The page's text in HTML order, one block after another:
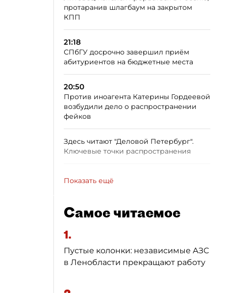
протаранив шлагбаум на закрытом
КПП
21:18
СПбГУ досрочно завершил приём
абитуриентов на бюджетные места
20:50
Против иноагента Катерины Гордеевой
возбудили дело о распространении
фейков
Здесь читают "Деловой Петербург".
Ключевые точки распространения
Показать ещё
Самое читаемое
1.
Пустые колонки: независимые АЗС
в Ленобласти прекращают работу